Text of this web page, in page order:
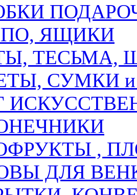
ЯЩИКИ
ТЕСЬМА,
СУМКИ
,
ДЛЯ